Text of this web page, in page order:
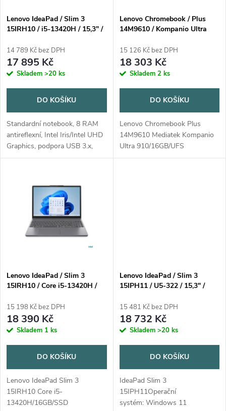
p
r
o
u
k
s
p
r
o
d
u
k
Lenovo IdeaPad / Slim 3
15IRH10 / i5-13420H / 15,3" /
int / W11H / Cosmic Blue / 2R
14 789 Kč bez DPH
17 895 Kč
Skladem >20 ks
DO KOŠÍKU
Standardní notebook, 8 RAM
antireflexní, Intel Iris/Intel UHD
Graphics, podpora USB 3.x,
bluetooth, čtečka karet,
Lenovo Chromebook / Plus
14M9610 / Kompanio Ultra
/ WUXGA / OLED / touch /
400nitů / ChromeOS / béžová
15 126 Kč bez DPH
18 303 Kč
Skladem 2 ks
DO KOŠÍKU
Lenovo Chromebook Plus
14M9610 Mediatek Kompanio
Ultra 910/16GB/UFS
256GB/14"/WUXGA/OLED/
Lenovo IdeaPad / Slim 3
15IRH10 / Core i5-13420H /
WUXGA / IPS / AG / 300nitů /
65W / WIN11 Home / šedá
15 198 Kč bez DPH
18 390 Kč
Skladem 1 ks
DO KOŠÍKU
Lenovo IdeaPad Slim 3
15IRH10 Core i5-
13420H/16GB/SSD
Lenovo IdeaPad / Slim 3
15IPH11 / U5-322 / 15,3" /
Intel int / W11H / Gray / 2R
15 481 Kč bez DPH
18 732 Kč
Skladem >20 ks
DO KOŠÍKU
IdeaPad Slim 3
15IPH11Operační
systém: Windows 11